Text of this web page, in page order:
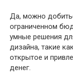
Да, можно
ограниченном
умные решения
дизайна, такие
открытое и
денег.